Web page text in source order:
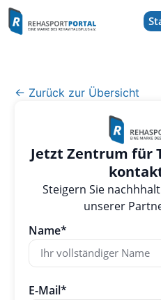
← Zurück zur Übersicht
Jetzt Zentrum für
Steigern Sie
unserer
Name*
E-Mail*